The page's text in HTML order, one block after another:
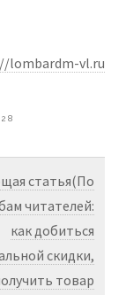
lombardm-vl.ru
статья(По
читателей:
как добиться
скидки,
товар